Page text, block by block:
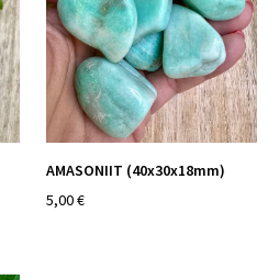
AMASONIIT (40x30x18mm)
5,00 €